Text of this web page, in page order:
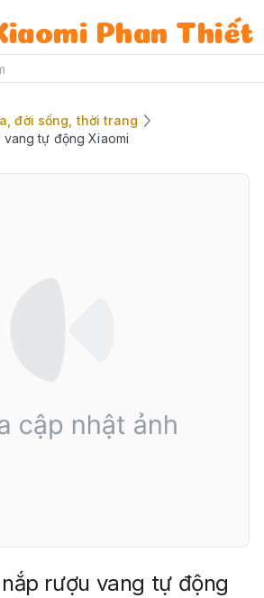
Phan Thiết
đời sống, thời trang
tự động Xiaomi
rượu vang tự động